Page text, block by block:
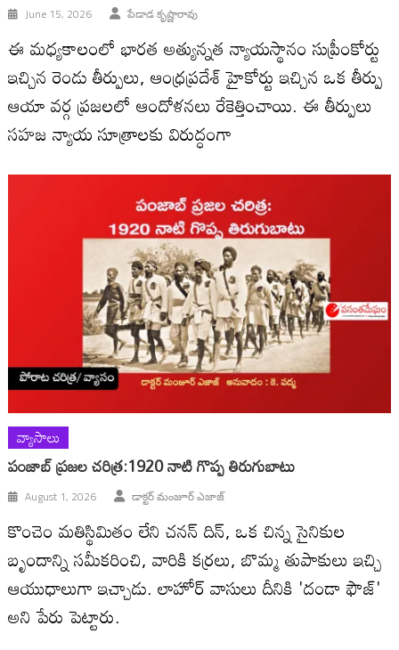
June 15, 2026 పేడాడ కృష్ణారావు
ఈ మధ్యకాలంలో భారత అత్యున్నత న్యాయస్థానం సుప్రీంకోర్టు
ఇచ్చిన రెండు తీర్పులు, ఆంధ్రప్రదేశ్ హైకోర్టు ఇచ్చిన ఒక తీర్పు
ఆయా వర్గ ప్రజలలో ఆందోళనలు రేకెత్తించాయి. ఈ తీర్పులు
సహజ న్యాయ సూత్రాలకు విరుద్ధంగా
వ్యాసాలు
పంజాబ్ ప్రజల చరిత్ర:1920 నాటి గొప్ప తిరుగుబాటు
August 1, 2026 డాక్టర్ మంజూర్ ఎజాజ్
కొంచెం మతిస్థిమితం లేని చనన్ దిన్, ఒక చిన్న సైనికుల
బృందాన్ని సమీకరించి, వారికి కర్రలు, బొమ్మ తుపాకులు ఇచ్చి
ఆయుధాలుగా ఇచ్చాడు. లాహోర్ వాసులు దీనికి 'దండా ఫౌజ్'
అని పేరు పెట్టారు.